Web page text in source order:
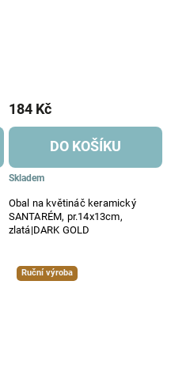
Obal na květináč keramický
SANTARÉM, pr.14x13cm,
zlatá|DARK GOLD
Skladem
184 Kč
DO KOŠÍKU
Ruční výroba